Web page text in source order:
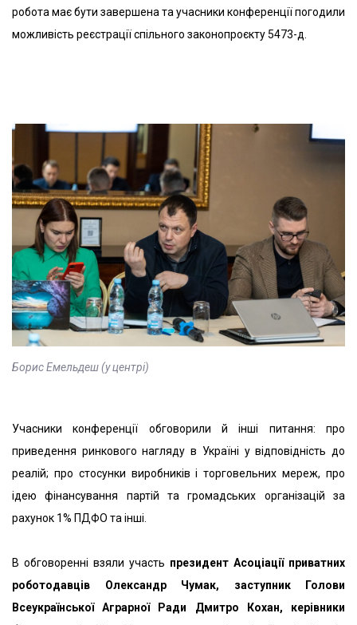
робота має бути завершена та учасники конференції погодили
можливість реєстрації спільного законопроєкту 5473-д.
Борис Емельдеш (у центрі)
Учасники конференції обговорили й інші питання: про
приведення ринкового нагляду в Україні у відповідність до
реалій; про стосунки виробників і торговельних мереж, про
ідею фінансування партій та громадських організацій за
рахунок 1% ПДФО та інші.
В обговоренні взяли участь президент Асоціації приватних
роботодавців Олександр Чумак, заступник Голови
Всеукраїнської Аграрної Ради Дмитро Кохан, керівники